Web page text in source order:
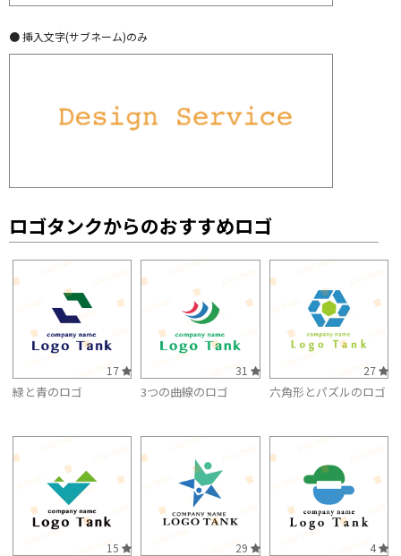
● 挿入文字(サブネーム)のみ
ロゴタンクからのおすすめロゴ
17
緑と青のロゴ
31
3つの曲線のロゴ
27
六角形とパズルのロゴ
15 29 4